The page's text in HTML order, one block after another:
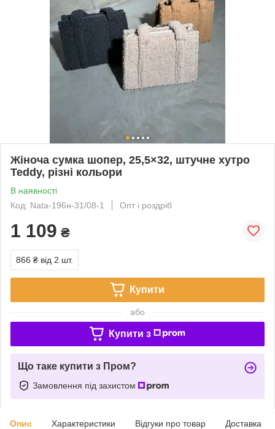
Жіноча сумка шопер, 25,5×32, штучне хутро
Teddy, різні кольори
В наявності
Код: Nata-196н-31/08-1
Опт і роздріб
1 109 ₴
866 ₴ від 2 шт.
Купити
або
Купити з
Що таке купити з Пром?
Замовлення під захистом
Опис Характеристики Відгуки про товар Доставка